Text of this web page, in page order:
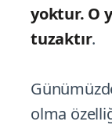
yoktur. O
tuzaktır.
olma